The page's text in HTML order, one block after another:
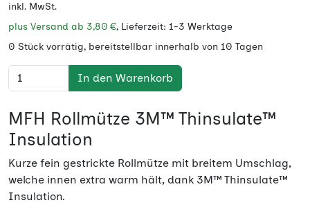
inkl. MwSt.
plus Versand ab 3,80 €, Lieferzeit: 1-3 Werktage
0 Stück vorrätig, bereitstellbar innerhalb von 10 Tagen
In den Warenkorb
MFH Rollmütze 3M™ Thinsulate™
Insulation
Kurze fein gestrickte Rollmütze mit breitem Umschlag,
welche innen extra warm hält, dank 3M™ Thinsulate™
Insulation.